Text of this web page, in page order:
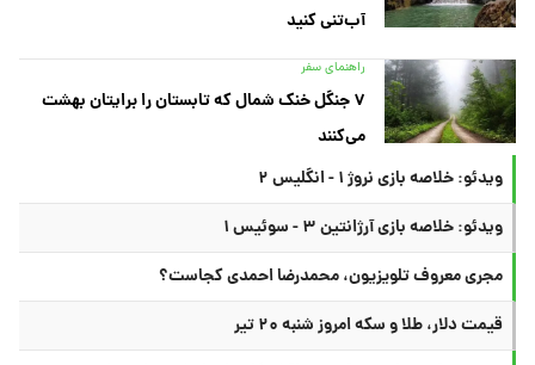
آب‌تنی کنید
راهنمای سفر
۷ جنگل خنک شمال که تابستان را برایتان بهشت
می‌کنند
ویدئو: خلاصه بازی نروژ ۱ - انگلیس ۲
ویدئو: خلاصه بازی آرژانتین ۳ - سوئیس ۱
مجری معروف تلویزیون، محمدرضا احمدی کجاست؟
قیمت دلار، طلا و سکه امروز شنبه ۲۰ تیر